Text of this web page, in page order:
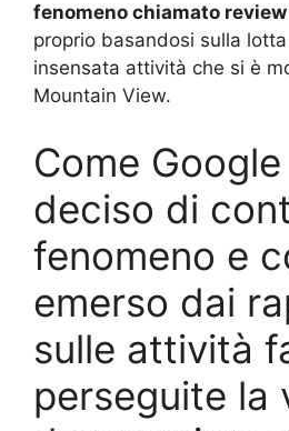
fenomeno chiamato
proprio basandosi sulla
insensata attività che si è
Mountain View.
Come
deciso di
fenomeno e
emerso dai
sulle attività
perseguite la